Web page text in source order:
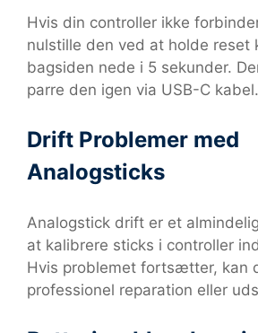
Hvis din controller ikke
nulstille den ved at holde reset
bagsiden nede i 5 sekunder.
parre den igen via USB-C kabel.
Drift Problemer med
Analogsticks
Analogstick drift er et
at kalibrere sticks i controller
Hvis problemet fortsætter, kan
professionel reparation eller